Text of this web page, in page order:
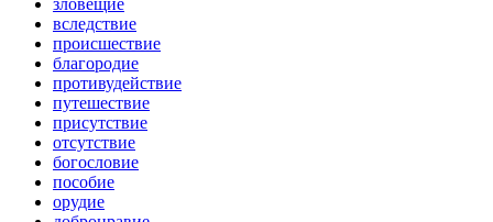
вследствие
происшествие
благородие
противудействие
путешествие
присутствие
отсутствие
богословие
пособие
орудие